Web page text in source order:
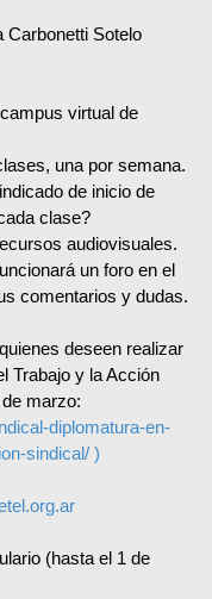
Carbonetti Sotelo
virtual de
una por semana.
de inicio de
clase?
audiovisuales.
un foro en el
comentarios y dudas.
deseen realizar
Trabajo y la Acción
marzo:
diplomatura-en-
sindical/ )
(hasta el 1 de